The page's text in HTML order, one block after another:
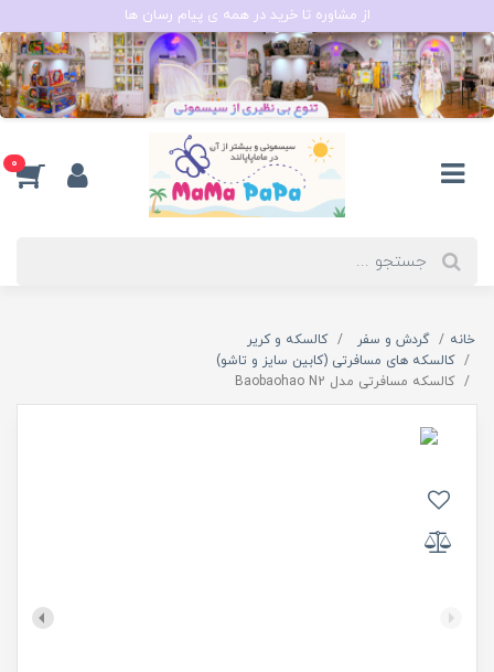
از مشاوره تا خرید در همه ی پیام رسان ها
0
خانه گردش و سفر
کالسکه و کریر
کالسکه های مسافرتی (کابین سایز و تاشو)
کالسکه مسافرتی مدل Baobaohao N2